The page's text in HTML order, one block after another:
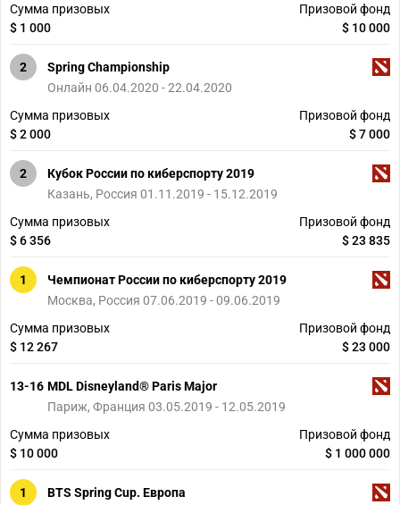
Сумма призовых
$ 1 000
Призовой фонд
$ 10 000
2
Spring Championship
Онлайн 06.04.2020 - 22.04.2020
Сумма призовых
$ 2 000
Призовой фонд
$ 7 000
2
Кубок России по киберспорту 2019
Казань, Россия 01.11.2019 - 15.12.2019
Сумма призовых
$ 6 356
Призовой фонд
$ 23 835
1
Чемпионат России по киберспорту 2019
Москва, Россия 07.06.2019 - 09.06.2019
Сумма призовых
$ 12 267
Призовой фонд
$ 23 000
13-16 MDL Disneyland® Paris Major
Париж, Франция 03.05.2019 - 12.05.2019
Сумма призовых
$ 10 000
Призовой фонд
$ 1 000 000
1
BTS Spring Cup. Европа